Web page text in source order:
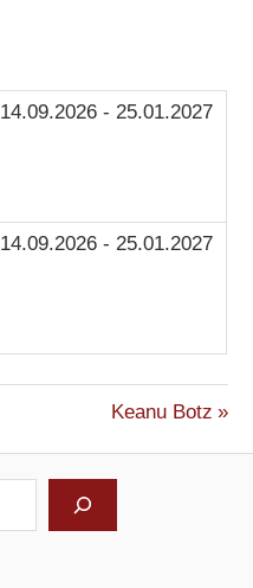
14.09.2026 - 25.01.2027
14.09.2026 - 25.01.2027
Nächster
Keanu Botz